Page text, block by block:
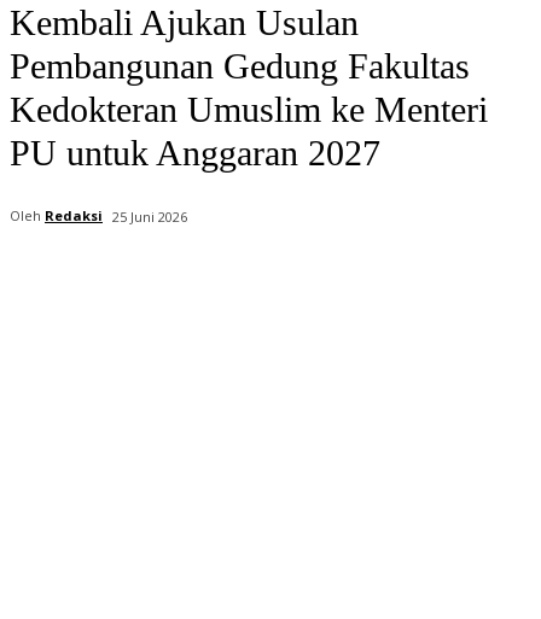
Kembali Ajukan Usulan
Pembangunan Gedung Fakultas
Kedokteran Umuslim ke Menteri
PU untuk Anggaran 2027
Oleh Redaksi 25 Juni 2026